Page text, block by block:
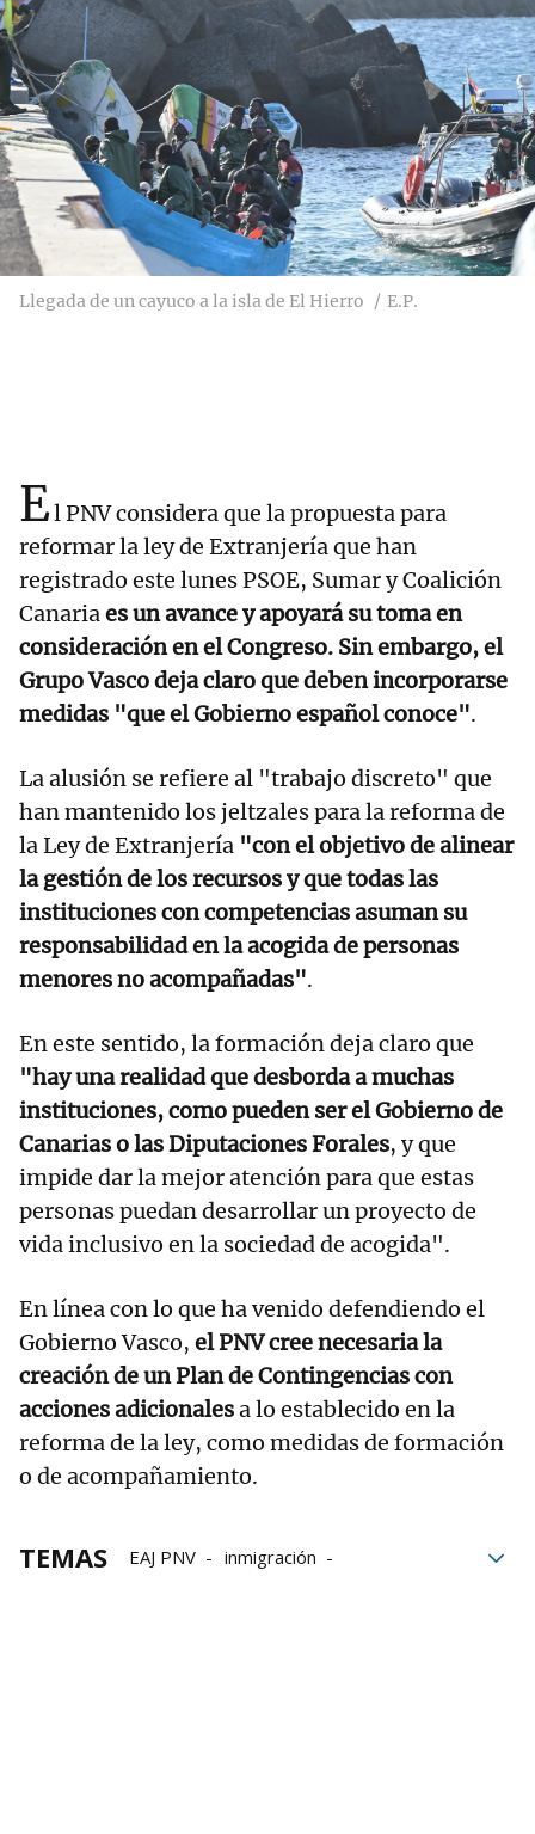
Llegada de un cayuco a la isla de El Hierro E.P.
El PNV considera que la propuesta para
reformar la ley de Extranjería que han
registrado este lunes PSOE, Sumar y Coalición
Canariaes un avance y apoyará su toma en
consideración en el Congreso. Sin embargo, el
Grupo Vasco deja claro que deben incorporarse
medidas "que el Gobierno español conoce".
La alusión se refiere al "trabajo discreto" que
han mantenido los jeltzales para la reforma de
la Ley de Extranjería "con el objetivo de alinear
la gestión de los recursos y que todas las
instituciones con competencias asuman su
responsabilidad en la acogida de personas
menores no acompañadas".
En este sentido, la formación deja claro que
"hay una realidad que desborda a muchas
instituciones, como pueden ser el Gobierno de
Canarias o las Diputaciones Forales, y que
impide dar la mejor atención para que estas
personas puedan desarrollar un proyecto de
vida inclusivo en la sociedad de acogida".
En línea con lo que ha venido defendiendo el
Gobierno Vasco, el PNV cree necesaria la
creación de un Plan de Contingencias con
acciones adicionalesa lo establecido en la
reforma de la ley, como medidas de formación
o de acompañamiento.
TEMAS EAJ PNV
inmigración